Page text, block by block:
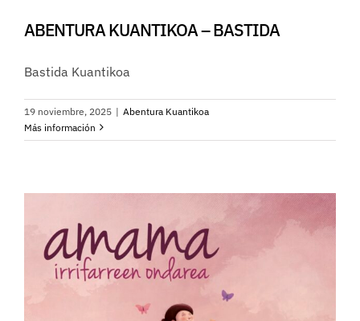
ABENTURA KUANTIKOA – BASTIDA
Bastida Kuantikoa
19 noviembre, 2025 | Abentura Kuantikoa
Más información